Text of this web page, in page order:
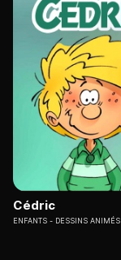
Cédric
ENFANTS DESSINS ANIMÉS